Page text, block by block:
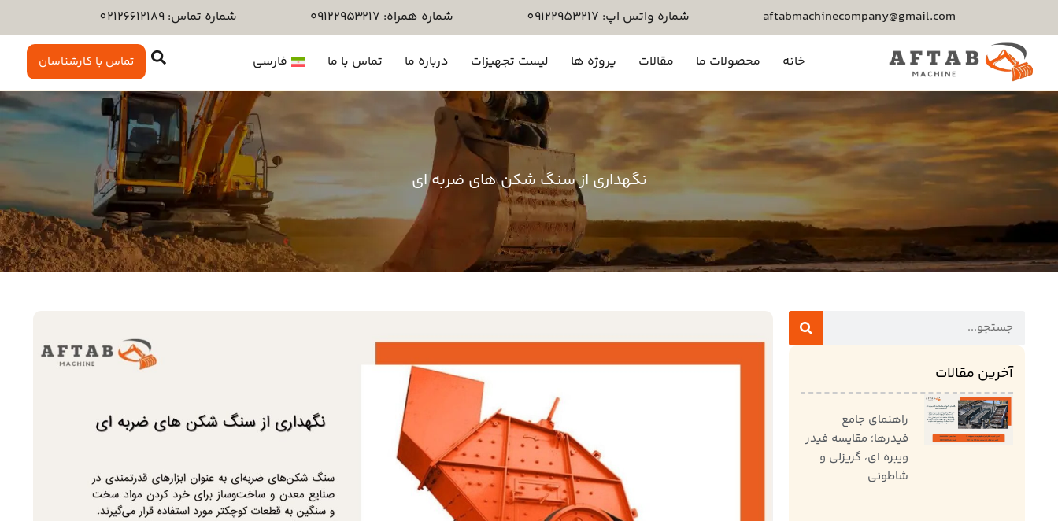
aftabmachinecompany@gmail.com شماره واتس اپ: 09122953217 شماره همراه: ۰۹۱۲۲۹۵۳۲۱۷ شماره تماس: 02126612189
خانه محصولات ما مقالات پروژه ها لیست تجهیزات درباره ما تماس با ما فارسی تماس با کارشناسان
نگهداری از سنگ شکن های ضربه ای
آخرین مقالات
راهنمای جامع
فیدرها؛ مقایسه فیدر
ویبره ای، گریزلی و
شاطونی